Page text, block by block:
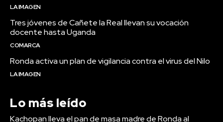
LA IMAGEN
Tres jóvenes de Cañete la Real llevan su vocación
docente hasta Uganda
COMARCA
Ronda activa un plan de vigilancia contra el virus del Nilo
LA IMAGEN
Lo más leído
Kachopan lleva el pan de masa madre de Ronda al